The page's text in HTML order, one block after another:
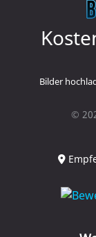
Bilder
©